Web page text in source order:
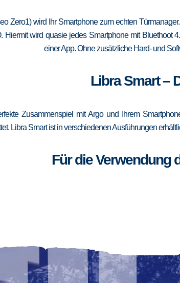
Zero1) wird Ihr Smartphone zum echten
Hiermit wird quasie jedes Smartphone mit Bluethoot
einer App. Ohne zusätzliche Hard- und
Libra Smart –
Zusammenspiel mit Argo und Ihrem
Libra Smart ist in verschiedenen Ausführungen
Für die Verwendung